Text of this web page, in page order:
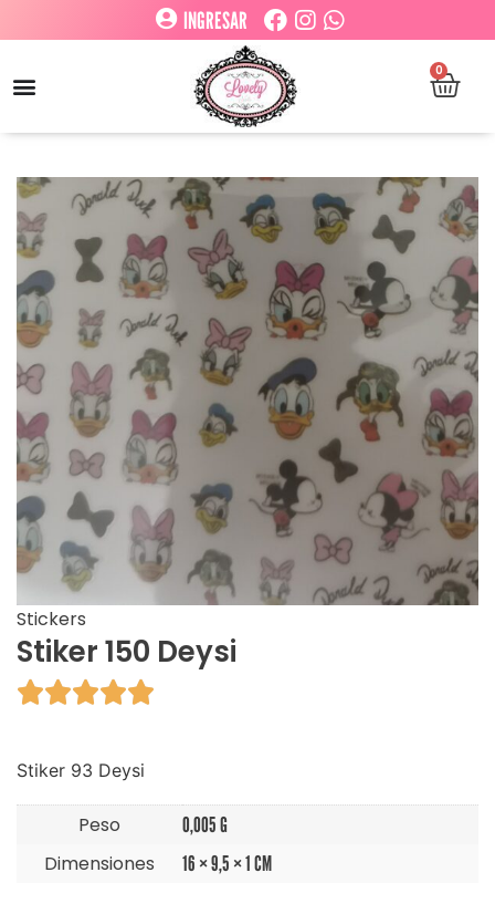
INGRESAR
0
Stickers
Stiker 150 Deysi

Stiker 93 Deysi
Peso 0,005 G
Dimensiones 16 × 9,5 × 1 CM